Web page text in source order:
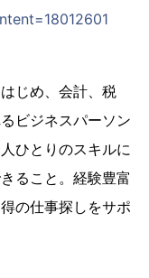
じめ、会計、税
ビジネスパーソン
ひとりのスキルに
ること。経験豊富
の仕事探しをサポ